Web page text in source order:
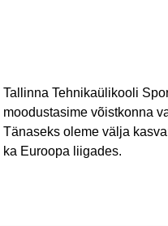
Tallinna Tehnikaülikooli
moodustasime võistkonna
Tänaseks oleme välja
ka Euroopa liigades.